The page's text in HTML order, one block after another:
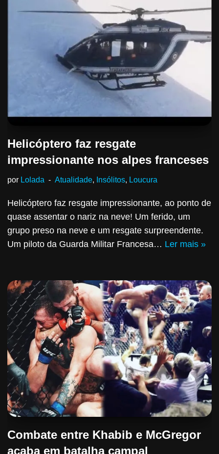
Helicóptero faz resgate
impressionante nos alpes franceses
por Lolada Atualidade, Insólitos, Loucura
Helicóptero faz resgate impressionante, ao ponto de
quase assentar o nariz na neve! Um ferido, um
grupo preso na neve e um resgate surpreendente.
Um piloto da Guarda Militar Francesa… Ler mais »
Combate entre Khabib e McGregor
acaba em batalha campal